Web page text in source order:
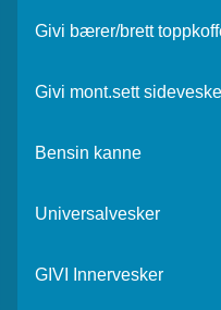
Givi bærer/brett
Givi mont.sett
Bensin kanne
Universalvesker
GIVI Innervesker